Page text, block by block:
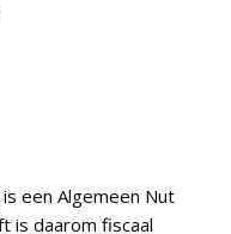
een Algemeen Nut
is daarom fiscaal